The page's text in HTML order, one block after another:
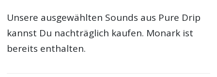
Unsere ausgewählten Sounds aus Pure Drip
kannst Du nachträglich kaufen. Monark ist
bereits enthalten.